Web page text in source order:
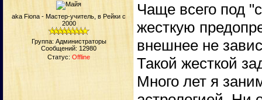
aka Fiona - Мастер-учитель, в Рейки с
2000
Группа: Администраторы
Сообщений: 12980
Статус: Offline
Чаще всего под
жесткую
внешнее не
Такой жесткой
Много лет я